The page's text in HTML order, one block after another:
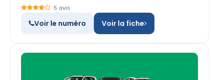
5 avis
Voir le numéro Voir la fiche